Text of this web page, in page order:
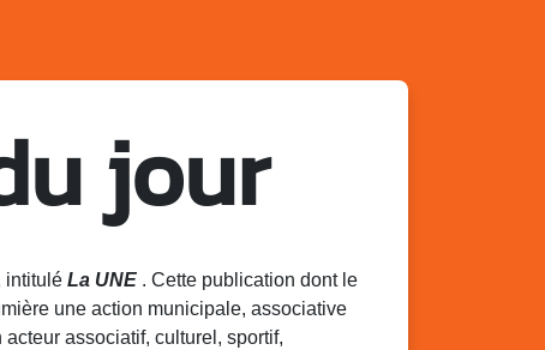
jour
intitulé La UNE . Cette publication dont le
une action municipale, associative
associatif, culturel, sportif,